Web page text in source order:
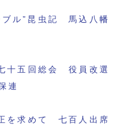
ブル”昆虫記 馬込八幡
十五回総会 役員改選
連
を求めて 七百人出席